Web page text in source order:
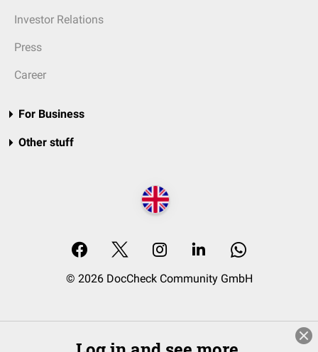
Investor Relations
Press
Career
For Business
Other stuff
© 2026 DocCheck Community GmbH